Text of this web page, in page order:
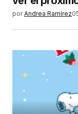
por Andrea Ramírez